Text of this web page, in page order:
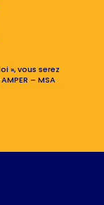
», vous serez
– MSA